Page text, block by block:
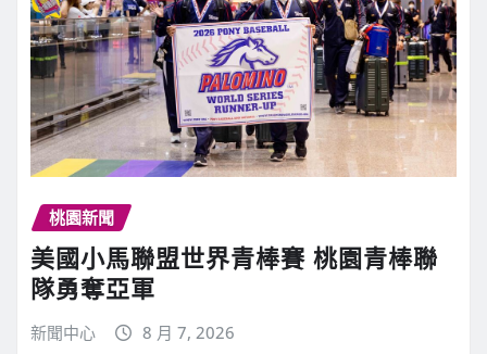
桃園新聞
美國小馬聯盟世界青棒賽 桃園青棒聯
隊勇奪亞軍
新聞中心 8 月 7, 2026